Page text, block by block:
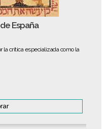
España
la crítica especializada como la